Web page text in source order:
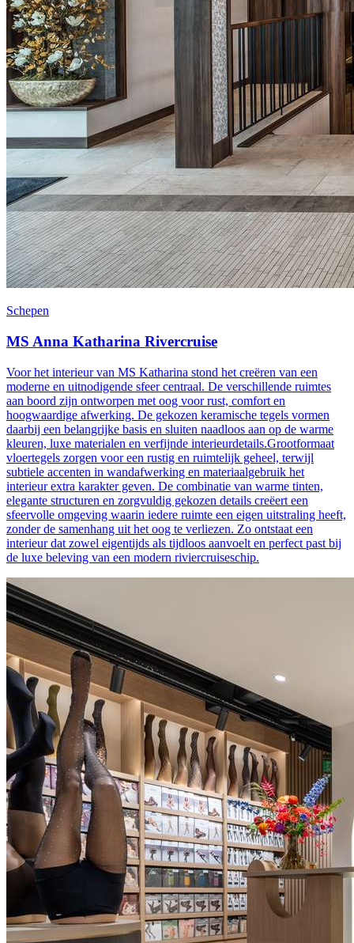
Schepen
MS Anna Katharina Rivercruise
Voor het interieur van MS Katharina stond het creëren van een
moderne en uitnodigende sfeer centraal. De verschillende ruimtes
aan boord zijn ontworpen met oog voor rust, comfort en
hoogwaardige afwerking. De gekozen keramische tegels vormen
daarbij een belangrijke basis en sluiten naadloos aan op de warme
kleuren, luxe materialen en verfijnde interieurdetails.Grootformaat
vloertegels zorgen voor een rustig en ruimtelijk geheel, terwijl
subtiele accenten in wandafwerking en materiaalgebruik het
interieur extra karakter geven. De combinatie van warme tinten,
elegante structuren en zorgvuldig gekozen details creëert een
sfeervolle omgeving waarin iedere ruimte een eigen uitstraling heeft,
zonder de samenhang uit het oog te verliezen. Zo ontstaat een
interieur dat zowel eigentijds als tijdloos aanvoelt en perfect past bij
de luxe beleving van een modern riviercruiseschip.